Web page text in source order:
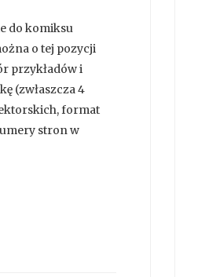
do komiksu
o tej pozycji
przykładów i
(zwłaszcza 4
format
stron w